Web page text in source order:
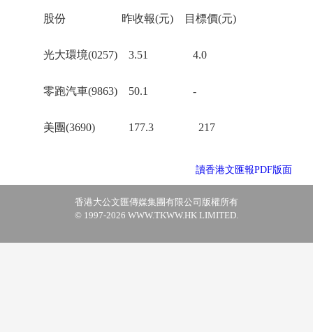
股份 昨收報(元) 目標價(元)
光大環境(0257) 3.51 4.0
零跑汽車(9863) 50.1 -
美團(3690) 177.3 217
讀香港文匯報PDF版面
香港大公文匯傳媒集團有限公司版權所有
© 1997-2026 WWW.TKWW.HK LIMITED.